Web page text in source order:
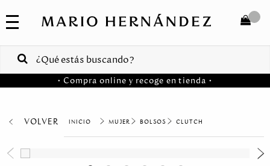
COLECCIONES
VENTAS
CORPORATIVAS COMPRAR
• Compra online y recoge en tienda •
VOLVER MUJER BOLSOS CLUTCH